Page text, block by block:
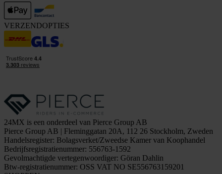
VERZENDOPTIES
24MX is een onderdeel van Pierce Group AB
Pierce Group AB | Fleminggatan 20A, 112 26 Stockholm, Zweden
Handelsregister: Bolagsverket/Zweedse Kamer van Koophandel
Bedrijfsregistratienummer: 556763-1592
Gevolmachtigde vertegenwoordiger: Göran Dahlin
Btw-registratienummer: OSS VAT NO SE556763159201